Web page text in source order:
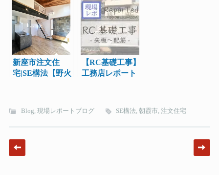
工|工務店レポー
ト16
レポート４
新座市注文住
宅|SE構法【野火
【RC基礎工事】
工務店レポート
Blog, 現場レポートブログ SE構法, 朝霞市, 注文住宅
Post navigation